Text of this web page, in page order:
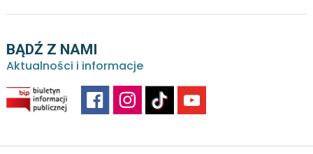
BĄDŹ Z NAMI
Aktualności i informacje